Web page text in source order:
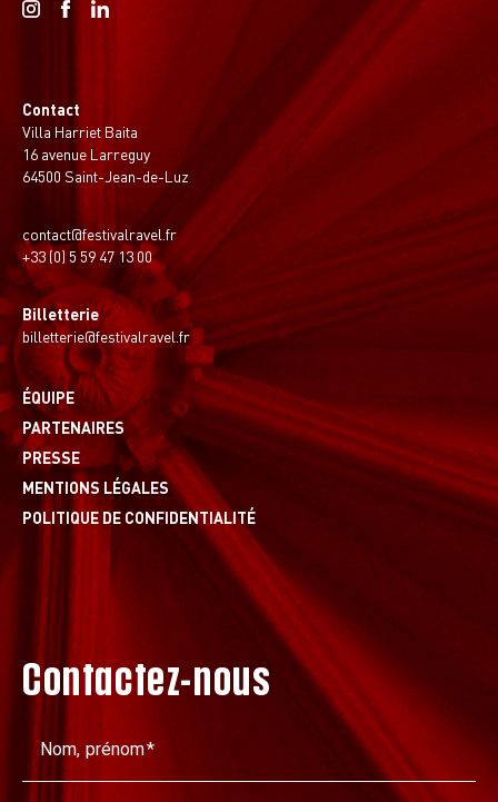
Contact
Villa Harriet Baita
16 avenue Larreguy
64500 Saint-Jean-de-Luz
contact@festivalravel.fr
+33 (0) 5 59 47 13 00
Billetterie
billetterie@festivalravel.fr
ÉQUIPE
PARTENAIRES
PRESSE
MENTIONS LÉGALES
POLITIQUE DE CONFIDENTIALITÉ
Contactez-nous
Nom, prénom